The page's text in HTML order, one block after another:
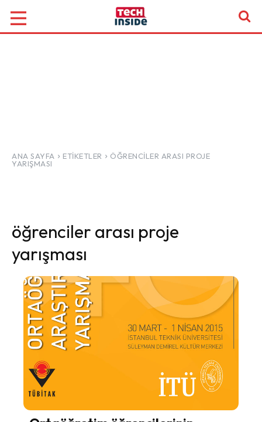
ANA SAYFA ETIKETLER
ÖĞRENCILER ARASI PROJE
YARIŞMASI
öğrenciler arası proje
yarışması